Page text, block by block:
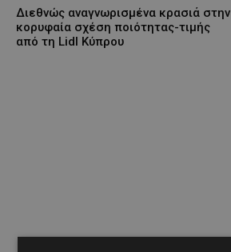
Διεθνώς αναγνωρισμένα κρασιά στην
κορυφαία σχέση ποιότητας-τιμής
από τη Lidl Κύπρου